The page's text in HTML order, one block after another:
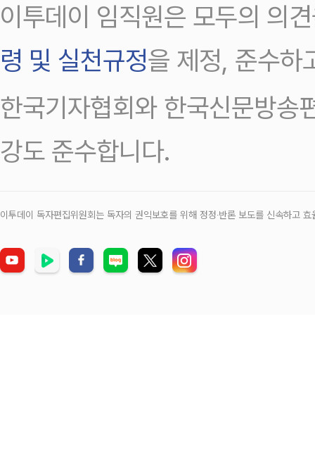
이투데이 임직원은 모두의 의
령 및 실천규정을 제정, 준수하
한국기자협회와 한국신문방송
강도 준수합니다.
이투데이 독자편집위원회는 독자의 권익보호를 위해 정정‧반론 보도를 신속하고